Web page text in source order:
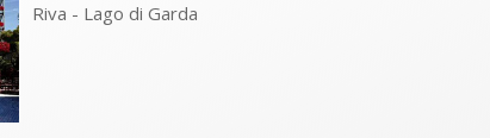
Riva - Lago di Garda